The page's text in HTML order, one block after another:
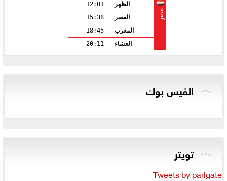
مصر
الظهر
12:01
العصر
15:38
المغرب
18:45
العشاء
20:11
الفيس بوك
تويتر
Tweets by parlgate